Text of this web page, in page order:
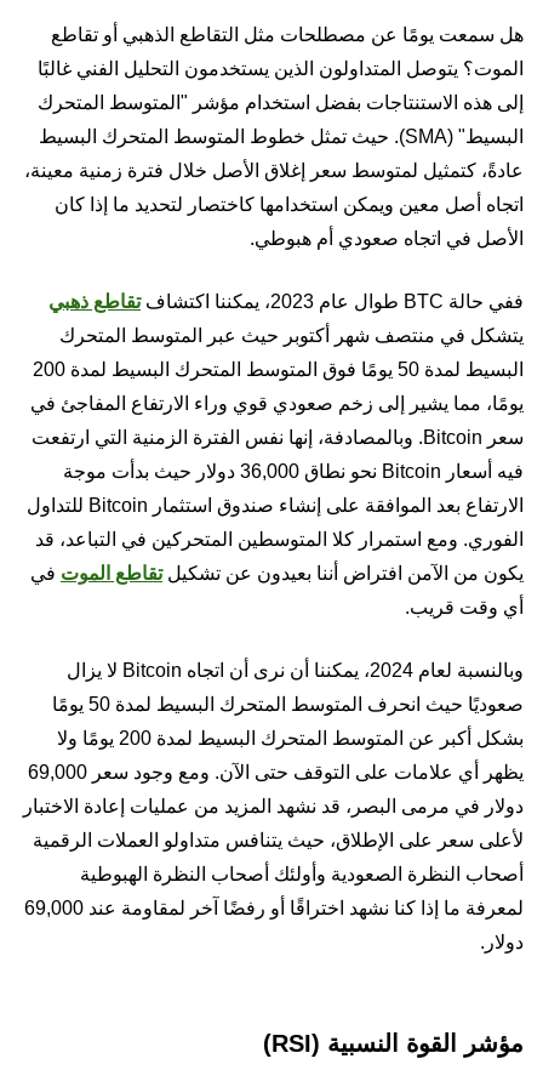
هل سمعت يومًا عن مصطلحات مثل التقاطع الذهبي أو تقاطع
الموت؟ يتوصل المتداولون الذين يستخدمون التحليل الفني غالبًا
إلى هذه الاستنتاجات بفضل استخدام مؤشر "المتوسط المتحرك
البسيط" (SMA). حيث تمثل خطوط المتوسط المتحرك البسيط
عادةً، كتمثيل لمتوسط سعر إغلاق الأصل خلال فترة زمنية معينة،
اتجاه أصل معين ويمكن استخدامها كاختصار لتحديد ما إذا كان
الأصل في اتجاه صعودي أم هبوطي.
ففي حالة BTC طوال عام 2023، يمكننا اكتشاف
تقاطع ذهبي
يتشكل في منتصف شهر أكتوبر حيث عبر المتوسط المتحرك
البسيط لمدة 50 يومًا فوق المتوسط المتحرك البسيط لمدة 200
يومًا، مما يشير إلى زخم صعودي قوي وراء الارتفاع المفاجئ في
سعر Bitcoin. وبالمصادفة، إنها نفس الفترة الزمنية التي ارتفعت
فيه أسعار Bitcoin نحو نطاق 36,000 دولار حيث بدأت موجة
الارتفاع بعد الموافقة على إنشاء صندوق استثمار Bitcoin للتداول
الفوري. ومع استمرار كلا المتوسطين المتحركين في التباعد، قد
يكون من الآمن افتراض أننا بعيدون عن تشكيلتقاطع الموت في
أي وقت قريب.
وبالنسبة لعام 2024، يمكننا أن نرى أن اتجاه Bitcoin لا يزال
صعوديًا حيث انحرف المتوسط المتحرك البسيط لمدة 50 يومًا
بشكل أكبر عن المتوسط المتحرك البسيط لمدة 200 يومًا ولا
يظهر أي علامات على التوقف حتى الآن. ومع وجود سعر 69,000
دولار في مرمى البصر، قد نشهد المزيد من عمليات إعادة الاختبار
لأعلى سعر على الإطلاق، حيث يتنافس متداولو العملات الرقمية
أصحاب النظرة الصعودية وأولئك أصحاب النظرة الهبوطية
لمعرفة ما إذا كنا نشهد اختراقًا أو رفضًا آخر لمقاومة عند 69,000
دولار.
مؤشر القوة النسبية (RSI)